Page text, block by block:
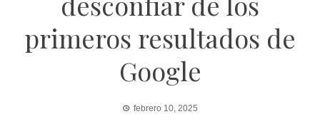
primeros resultados de
Google
febrero 10, 2025